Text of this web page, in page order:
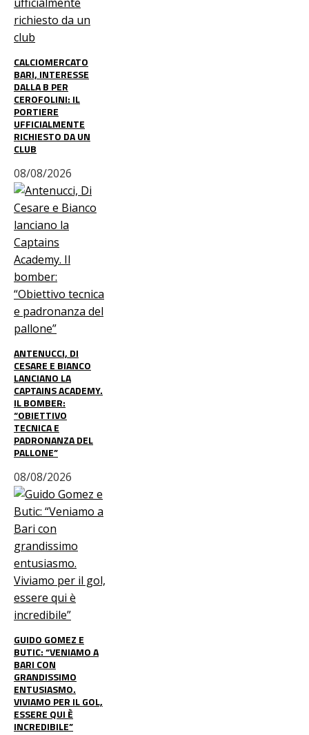
CALCIOMERCATO
BARI, INTERESSE
DALLA B PER
CEROFOLINI: IL
PORTIERE
UFFICIALMENTE
RICHIESTO DA UN
CLUB
08/08/2026
ANTENUCCI, DI
CESARE E BIANCO
LANCIANO LA
CAPTAINS ACADEMY.
IL BOMBER:
“OBIETTIVO
TECNICA E
PADRONANZA DEL
PALLONE”
08/08/2026
GUIDO GOMEZ E
BUTIC: “VENIAMO A
BARI CON
GRANDISSIMO
ENTUSIASMO.
VIVIAMO PER IL GOL,
ESSERE QUI È
INCREDIBILE”